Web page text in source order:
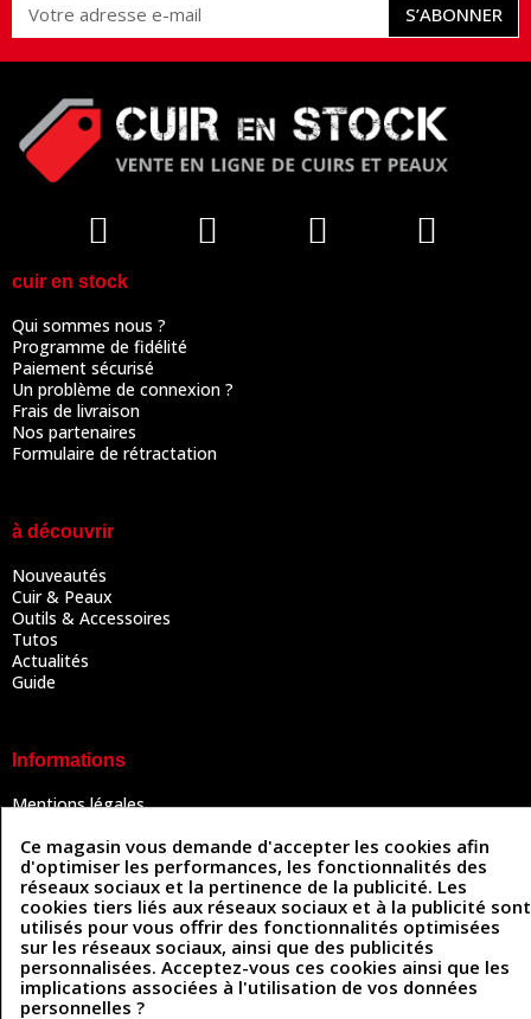
S’ABONNER
cuir en stock
Qui sommes nous ?
Programme de fidélité
Paiement sécurisé
Un problème de connexion ?
Frais de livraison
Nos partenaires
Formulaire de rétractation
à découvrir
Nouveautés
Cuir & Peaux
Outils & Accessoires
Tutos
Actualités
Guide
Informations
Mentions légales
Politique de confidentialité
Politique des cookies
Contactez-nous
Coordonnées
493 Chemin de Catougnac
Ce magasin vous demande d'accepter les cookies afin
d'optimiser les performances, les fonctionnalités des
réseaux sociaux et la pertinence de la publicité. Les
cookies tiers liés aux réseaux sociaux et à la publicité sont
utilisés pour vous offrir des fonctionnalités optimisées
sur les réseaux sociaux, ainsi que des publicités
personnalisées. Acceptez-vous ces cookies ainsi que les
implications associées à l'utilisation de vos données
personnelles ?